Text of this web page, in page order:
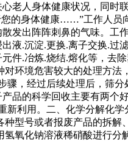
老人身体健康状况，同时
的身体健康……”工作人员
出阵阵刺鼻的气味。工
.沉淀.更换.离子交换.过
件.冶炼.烧结.熔化等，去
环境危害较大的处理方法
，经过后续处理后，筛
品的科学回收主要有两个
利用。二、化学分解化
型号或者报废产品的拆解
氧化钠溶液稀硝酸进行分